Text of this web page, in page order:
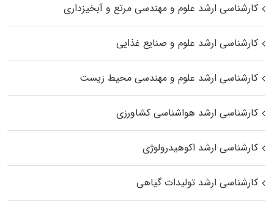
کارشناسی ارشد علوم و مهندسی مرتع و آبخیزداری
کارشناسی ارشد علوم و صنایع غذایی
کارشناسی ارشد علوم و مهندسی محیط زیست
کارشناسی ارشد هواشناسی کشاورزی
کارشناسی ارشد اکوهیدرولوژی
کارشناسی ارشد تولیدات گیاهی